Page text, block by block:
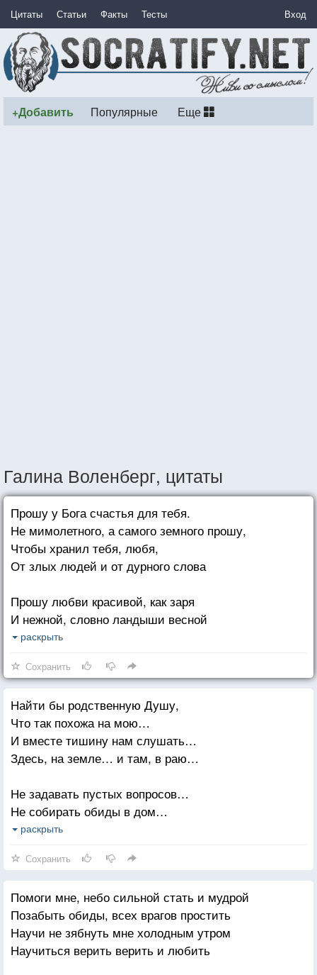
Цитаты Статьи Факты Тесты Вход
+Добавить Популярные Еще
Галина Воленберг, цитаты
Прошу у Бога счастья для тебя.
Не мимолетного, а самого земного прошу,
Чтобы хранил тебя, любя,
От злых людей и от дурного слова
Прошу любви красивой, как заря
И нежной, словно ландыши весной
Прошу у Бога мира для тебя
И спросит он скажи, мое дитя,
Что, этот человек так много значит?
Отвечу просто друг он для меня
И Бог поймет не может быть иначе.
раскрыть
Сохранить
Найти бы родственную Душу,
Что так похожа на мою…
И вместе тишину нам слушать…
Здесь, на земле… и там, в раю…
Не задавать пустых вопросов…
Не собирать обиды в дом…
Смотреть, как полыхают грозы…
И если вдруг Душа заплачет
В моём телесном бытии,
Утешит кто-то… это значит,
Мы с ним на свете не одни…
раскрыть
Сохранить
Помоги мне, небо сильной стать и мудрой
Позабыть обиды, всех врагов простить
Научи не зябнуть мне холодным утром
Научиться верить верить и любить